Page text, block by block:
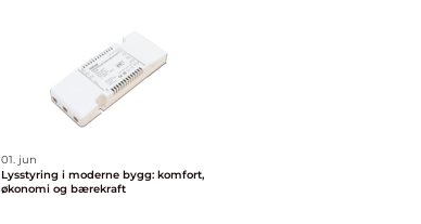
01. jun
Lysstyring i moderne bygg: komfort,
økonomi og bærekraft